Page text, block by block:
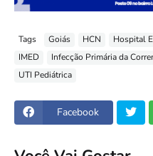
Tags Goiás HCN
Hospital
IMED
Infecção Primária da
UTI Pediátrica
Facebook